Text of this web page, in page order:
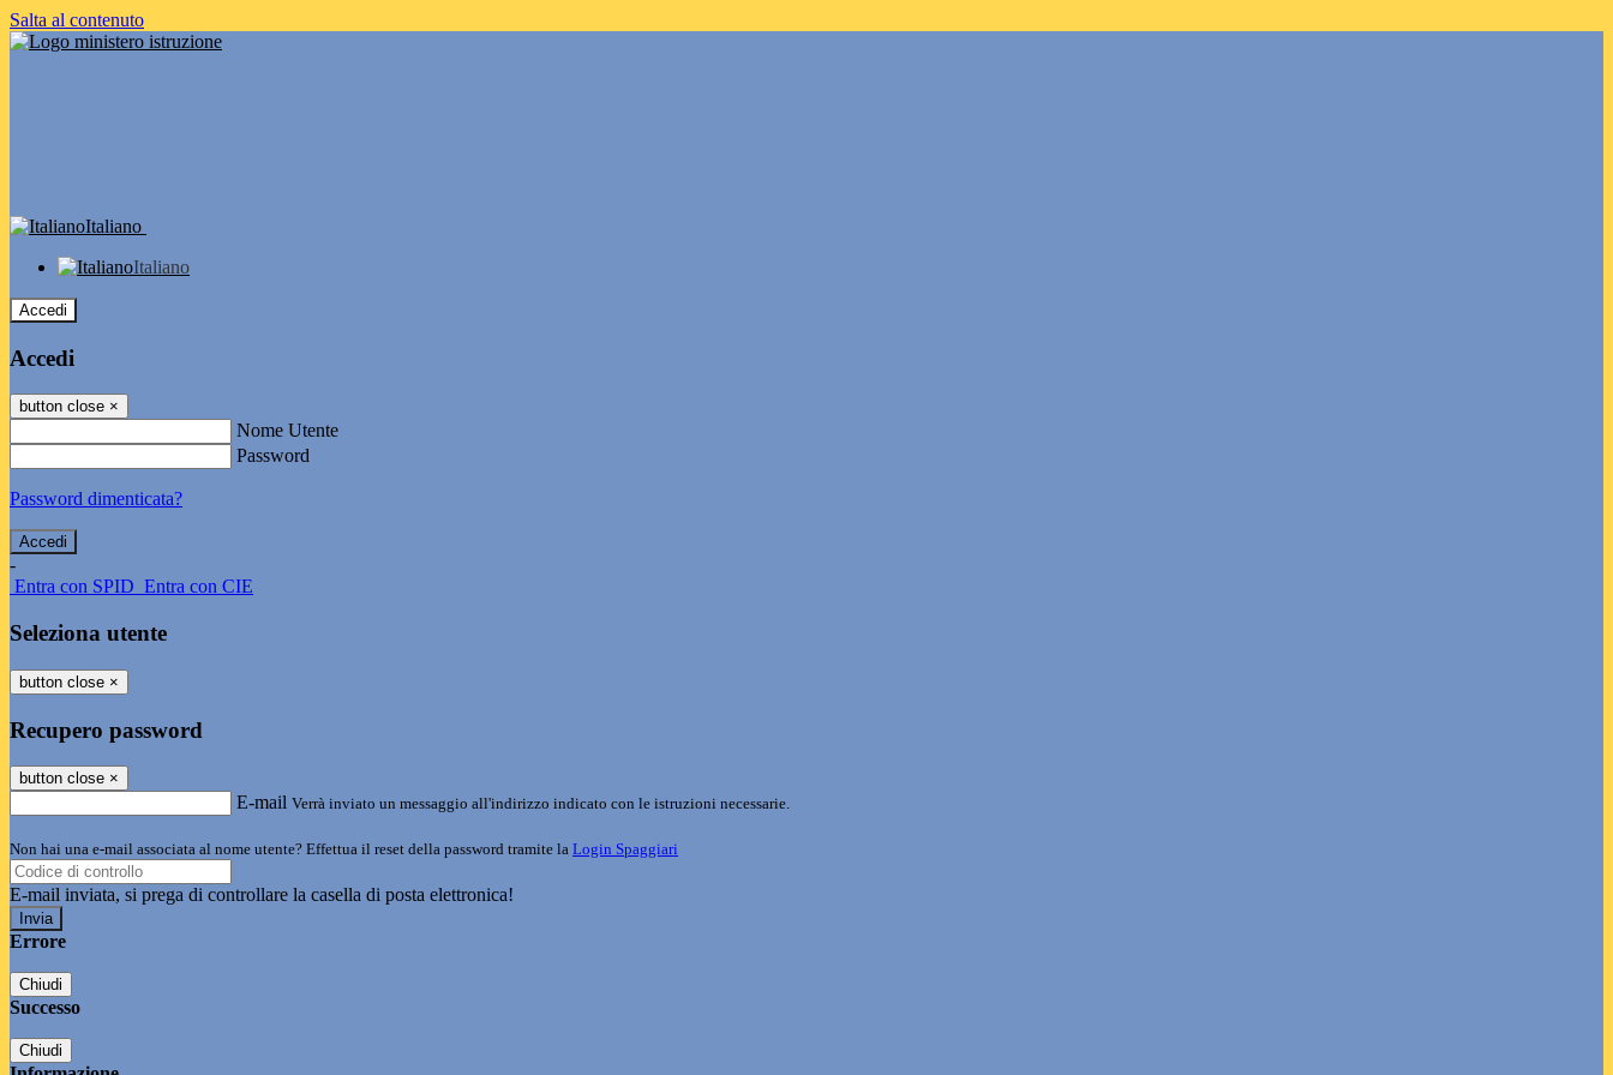
Salta al contenuto
Italiano
Italiano
Accedi
Accedi
button close ×
Nome Utente
Password
Password dimenticata?
-
Entra con SPID Entra con CIE
Seleziona utente
button close ×
Recupero password
button close ×
E-mail Verrà inviato un messaggio all'indirizzo indicato con le istruzioni necessarie.
Non hai una e-mail associata al nome utente? Effettua il reset della password tramite la Login Spaggiari
E-mail inviata, si prega di controllare la casella di posta elettronica!
Errore
Chiudi
Successo
Chiudi